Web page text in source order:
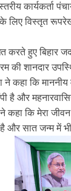
कार्यकर्ता
लिए विस्तृत
करते हुए बिहार
की शानदार
ने कहा कि
है और
कहा कि मेरा
है और सात जन्म में